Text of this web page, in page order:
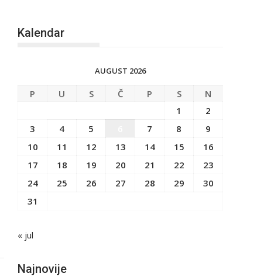
Kalendar
AUGUST 2026
P U S Č P S
N
1
2
3
4 5 7 8
9
10
11 12 13 14 15
16
17
18 19 20 21 22
23
24
25 26 27 28 29
30
31
« jul
Najnovije